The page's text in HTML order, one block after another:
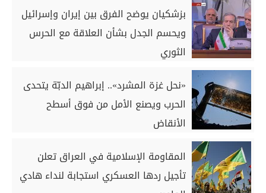
بزشكيان يوضح الفرق بين إيران وإسرائيل
ويحسم الجدل بشأن العلاقة مع الحرس
الثوري
«نحل غزة المشرد».. إبراهيم الدبّة يتحدى
الحرب ويصنع الأمل من فوق أسطح
الأنقاض
المقاومة الإسلامية في العراق تعلن
تأجيل ردها العسكري استجابة لنداء هادي